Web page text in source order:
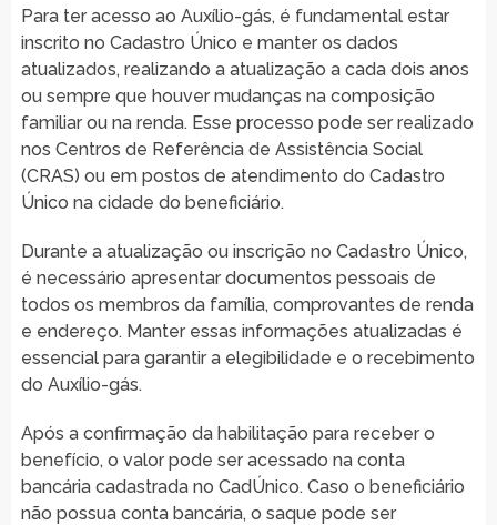
Para ter acesso ao Auxílio-gás, é fundamental estar
inscrito no Cadastro Único e manter os dados
atualizados, realizando a atualização a cada dois anos
ou sempre que houver mudanças na composição
familiar ou na renda. Esse processo pode ser realizado
nos Centros de Referência de Assistência Social
(CRAS) ou em postos de atendimento do Cadastro
Único na cidade do beneficiário.
Durante a atualização ou inscrição no Cadastro Único,
é necessário apresentar documentos pessoais de
todos os membros da família, comprovantes de renda
e endereço. Manter essas informações atualizadas é
essencial para garantir a elegibilidade e o recebimento
do Auxílio-gás.
Após a confirmação da habilitação para receber o
benefício, o valor pode ser acessado na conta
bancária cadastrada no CadÚnico. Caso o beneficiário
não possua conta bancária, o saque pode ser